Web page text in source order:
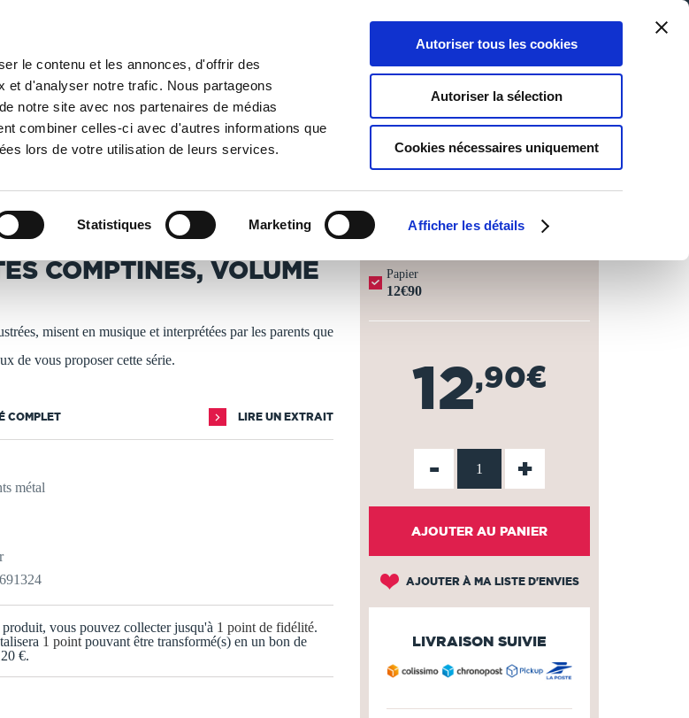
le contenu et les annonces, d'offrir des
d'analyser notre trafic. Nous partageons
notre site avec nos partenaires de médias
combiner celles-ci avec d'autres informations que
lors de votre utilisation de leurs services.
Statistiques Marketing Afficher les détails
Autoriser tous les cookies
Autoriser la sélection
Cookies nécessaires uniquement
0
Panier
0
Ma liste
Connexion
LIBRAIRIE
volume 1
LA DEMANDE - DÉLAI ACTUEL : 3 À 5 JOURS OUVRÉS ⏱️
COMPTINES, VOLUME
misent en musique et interprétées par les parents que
de vous proposer cette série.
COMPLET LIRE UN EXTRAIT
métal
produit, vous pouvez collecter jusqu'à 1 point de fidélité.
1 point pouvant être transformé(s) en un bon de
€.
Papier
12€90
12,90€
- +
AJOUTER AU PANIER
AJOUTER À MA LISTE D'ENVIES
LIVRAISON SUIVIE